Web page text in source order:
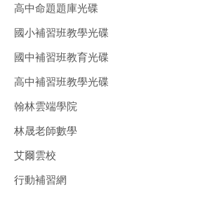
高中命題題庫光碟
國小補習班教學光碟
國中補習班教育光碟
高中補習班教學光碟
翰林雲端學院
林晟老師數學
艾爾雲校
行動補習網